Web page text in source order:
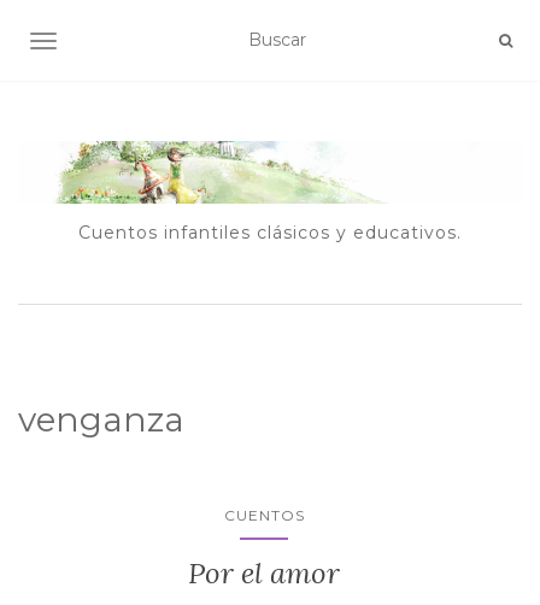
ALTERNAR NAVEGACIÓN
Cuentos infantiles clásicos y educativos.
venganza
CUENTOS
Por el amor